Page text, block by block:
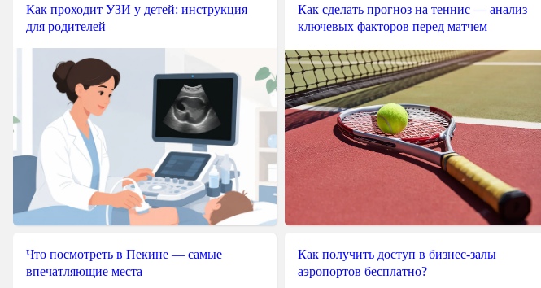
Как проходит УЗИ у детей: инструкция
для родителей
Как сделать прогноз на теннис — анализ
ключевых факторов перед матчем
Что посмотреть в Пекине — самые
впечатляющие места
Как получить доступ в бизнес-залы
аэропортов бесплатно?